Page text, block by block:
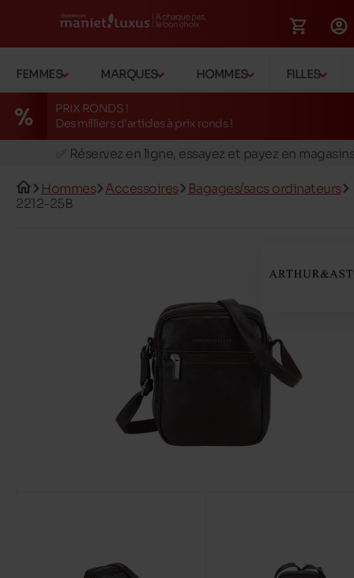
FEMMES MARQUES HOMMES FILLES
PRIX RONDS !
Des milliers d'articles à prix ronds !
🚛 Livraison gratuite en magasins
✅ Réservez en ligne, essayez et payez en
📦 Livraison à domicile gratuite dés 39€ d'achats
Hommes Accessoires
Bagages/sacs ordinateurs
2212-25B